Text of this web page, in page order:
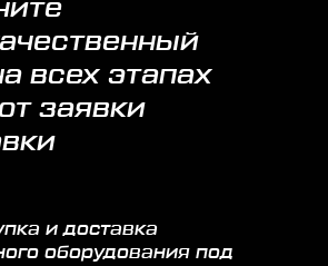
всех этапах
заявки
и доставка
оборудования под